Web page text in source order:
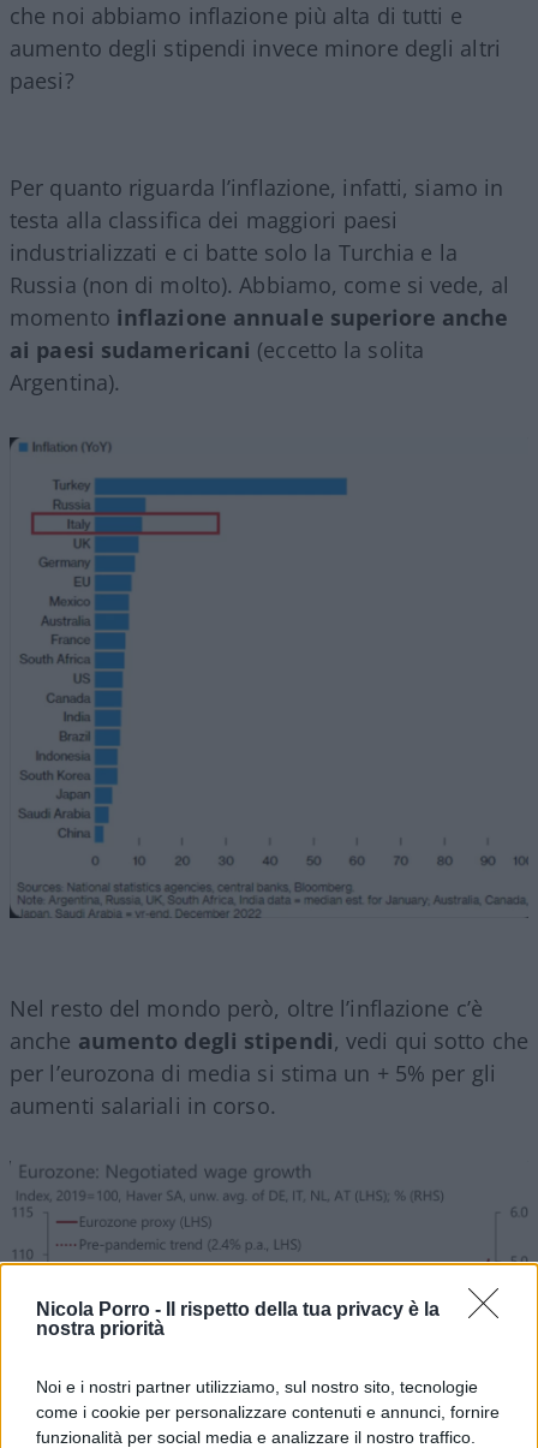
Nicola Porro -
Il rispetto della tua privacy è la
nostra priorità
Noi e i nostri partner utilizziamo, sul nostro sito, tecnologie
come i cookie per personalizzare contenuti e annunci, fornire
funzionalità per social media e analizzare il nostro traffico.
che noi abbiamo inflazione più alta di tutti e
aumento degli stipendi invece minore degli altri
paesi?
Per quanto riguarda l’inflazione, infatti, siamo in
testa alla classifica dei maggiori paesi
industrializzati e ci batte solo la Turchia e la
Russia (non di molto). Abbiamo, come si vede, al
momento inflazione annuale superiore anche
ai paesi sudamericani (eccetto la solita
Argentina).
Nel resto del mondo però, oltre l’inflazione c’è
anche aumento degli stipendi, vedi qui sotto che
per l’eurozona di media si stima un + 5% per gli
aumenti salariali in corso.